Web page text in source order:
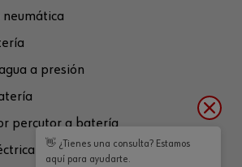
a presión
percutor a batería
👋 ¿Tienes una consulta? Estamos
aquí para ayudarte.